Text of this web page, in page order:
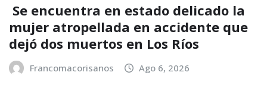
Se encuentra en estado delicado la
mujer atropellada en accidente que
dejó dos muertos en Los Ríos
Francomacorisanos Ago 6, 2026